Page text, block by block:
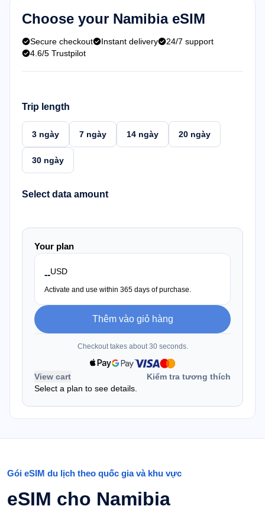
Choose your Namibia eSIM
Secure checkout Instant delivery
24/7 support
4.6/5 Trustpilot
Trip length
3 ngày 7 ngày 14 ngày 20 ngày
30 ngày
Select data amount
Your plan
--USD
Activate and use within 365 days of purchase.
Thêm vào giỏ hàng
Checkout takes about 30 seconds.
View cart
Kiểm tra tương thích
Select a plan to see details.
Gói eSIM du lịch theo quốc gia và khu vực
eSIM cho Namibia